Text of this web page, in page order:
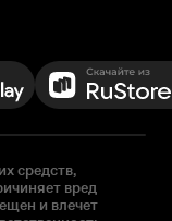
средств,
вред
и влечет